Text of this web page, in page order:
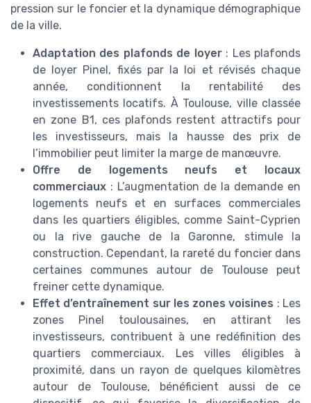
pression sur le foncier et la dynamique démographique
de la ville.
Adaptation des plafonds de loyer: Les plafonds
de loyer Pinel, fixés par la loi et révisés chaque
année, conditionnent la rentabilité des
investissements locatifs. À Toulouse, ville classée
en zone B1, ces plafonds restent attractifs pour
les investisseurs, mais la hausse des prix de
l’immobilier peut limiter la marge de manœuvre.
Offre de logements neufs et locaux
commerciaux : L’augmentation de la demande en
logements neufs et en surfaces commerciales
dans les quartiers éligibles, comme Saint-Cyprien
ou la rive gauche de la Garonne, stimule la
construction. Cependant, la rareté du foncier dans
certaines communes autour de Toulouse peut
freiner cette dynamique.
Effet d’entraînement sur les zones voisines : Les
zones Pinel toulousaines, en attirant les
investisseurs, contribuent à une redéfinition des
quartiers commerciaux. Les villes éligibles à
proximité, dans un rayon de quelques kilomètres
autour de Toulouse, bénéficient aussi de ce